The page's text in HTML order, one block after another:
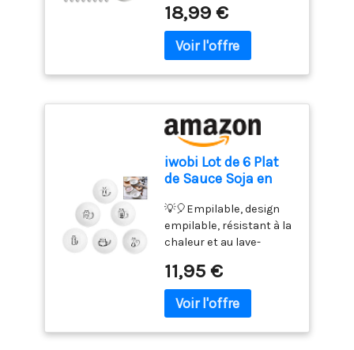
fabriquée en acier
inoxydable 304 de haute
qualité avec un diamètre
de 8 mm, ce qui fournit
la sensibilité nécessaire
précis et minimise
l'espace nécessaire
pour percer les
aliments. La longueur de
11,5 cm vous permet de
profondément au centre
des grands rôtis et des
pains sans brûler votre
l'exception de la sonde
en acier inoxydable, le
produit lui-même n'est
NETTOYER ET PRATIQUE :
écuelle pour chat peut
être utilisée en toute
sécurité au micro-ondes
également facile à laver
à la main. Ces gamelles
chat peuvent bien
s'empiler pour
économiser de l'espace.
Style minimaliste : le
gamelle céramique chat
en blanc pur est
moderne, propre et
élégant. Ils sont si jolis
dans n'importe quel
foyer et ajoutent une
touche de style à la zone
d'alimentation de votre
animal de compagnie
éclaboussures】La base
est solidement conçue
pour empêcher la
gamelle de basculer
pendant le repas.
unique de la gamelle, elle
minimise encore
davantage les
éclaboussures de
nourriture, gardant ainsi
les sols propres. 🌟
【Conception à double
bol・Adaptation de la
capacité】Comprend
de 200 ml pour séparer
la nourriture sèche et
l'eau, ce qui permet de
quotidiens de votre
céramique de 60 ml + 8
cuillères en acier
inoxydable de 12 cm. La
de tremper et de verser
sans effort, éliminant
ainsi les gouttes. Les
cuillères sont
soigneusement
assorties pour être
partagées, permettant
à chaque invité de se
servir avec élégance.
CONÇU POUR LES
TREMPETTES - La
capacité exquise d'un
coupelle aperitif de 60
ML est le refuge parfait
pour toutes sortes de
18,99 €
iwobi Lot de 6 Plat
de Sauce Soja en
Assiette à Sauce
Soja Bol à Sauce
Porcelaine Plats de
Service de Snack
💡🎈Empilable, design
empilable, résistant à la
chaleur et au lave-
chauffée à haute
température, sans
plomb. (sécurité
11,95 €